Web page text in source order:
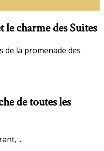
charme des Suites
de la promenade des
de toutes les
...